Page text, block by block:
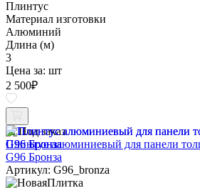
Плинтус
Материал изготовки
Алюминий
Длина (м)
3
Цена за: шт
2 500₽
Под заказ
Плинтус алюминиевый для панели
G96 Бронза
Артикул: G96_bronza